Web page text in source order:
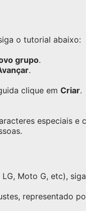
o tutorial abaixo:
grupo.
.
clique em Criar.
especiais e
Moto G, etc),
representado